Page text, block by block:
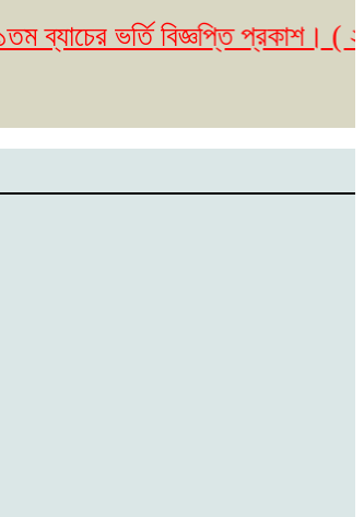
ভর্তি বিজ্ঞপ্তি প্রকাশ। ( ২৩/